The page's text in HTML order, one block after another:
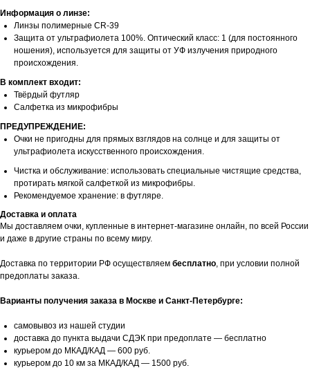
Информация о линзе:
Линзы полимерные CR-39
Защита от ультрафиолета 100%. Оптический класс: 1 (для постоянного
ношения), используется для защиты от УФ излучения природного
происхождения.
В комплект входит:
Твёрдый футляр
Салфетка из микрофибры
ПРЕДУПРЕЖДЕНИЕ:
Очки не пригодны для прямых взглядов на солнце и для защиты от
ультрафиолета искусственного происхождения.
Чистка и обслуживание: использовать специальные чистящие средства,
протирать мягкой салфеткой из микрофибры.
Рекомендуемое хранение: в футляре.
Доставка и оплата
Мы доставляем очки, купленные в интернет-магазине онлайн, по всей России
и даже в другие страны по всему миру.
Доставка по территории РФ осуществляем бесплатно, при условии полной
предоплаты заказа.
Варианты получения заказа в Москве и Санкт-Петербурге:
самовывоз из нашей студии
доставка до пункта выдачи СДЭК при предоплате — бесплатно
курьером до МКАД/КАД — 600 руб.
курьером до 10 км за МКАД/КАД — 1500 руб.